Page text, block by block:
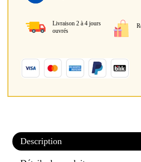
Livraison 2 à 4 jours
ouvrés
Description